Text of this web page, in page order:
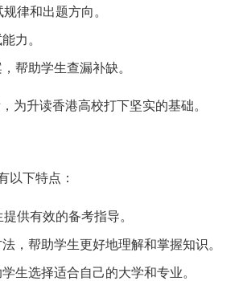
律和出题方向。
力。
帮助学生查漏补缺。
为升读香港高校打下坚实的基础。
以下特点：
供有效的备考指导。
，帮助学生更好地理解和掌握知识。
生选择适合自己的大学和专业。